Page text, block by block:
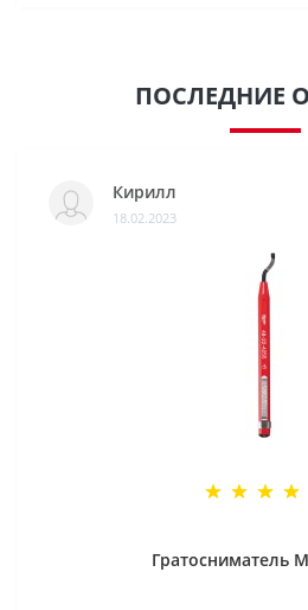
ПОСЛЕДНИЕ
Кирилл
18.02.2023
Гратосниматель